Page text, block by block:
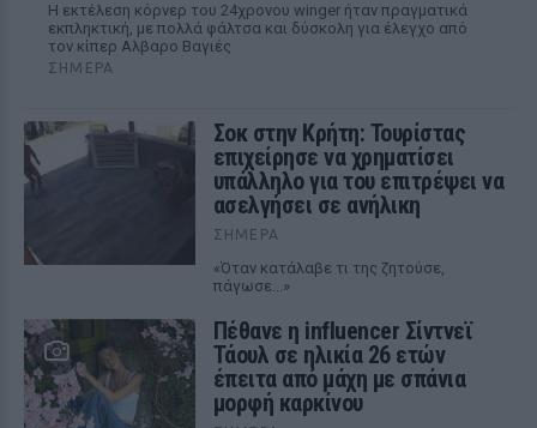
Η εκτέλεση κόρνερ του 24χρονου winger ήταν πραγματικά
εκπληκτική, με πολλά φάλτσα και δύσκολη για έλεγχο από
τον κίπερ Αλβαρο Βαγιές
ΣΉΜΕΡΑ
Σοκ στην Κρήτη: Τουρίστας
επιχείρησε να χρηματίσει
υπάλληλο για του επιτρέψει να
ασελγήσει σε ανήλικη
ΣΉΜΕΡΑ
«Όταν κατάλαβε τι της ζητούσε,
πάγωσε...»
Πέθανε η influencer Σίντνεϊ
Τάουλ σε ηλικία 26 ετών
έπειτα από μάχη με σπάνια
μορφή καρκίνου